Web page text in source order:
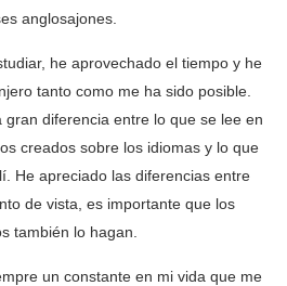
anglosajones.
he aprovechado el tiempo y he
tanto como me ha sido posible.
diferencia entre lo que se lee en
creados sobre los idiomas y lo que
He apreciado las diferencias entre
de vista, es importante que los
también lo hagan.
un constante en mi vida que me